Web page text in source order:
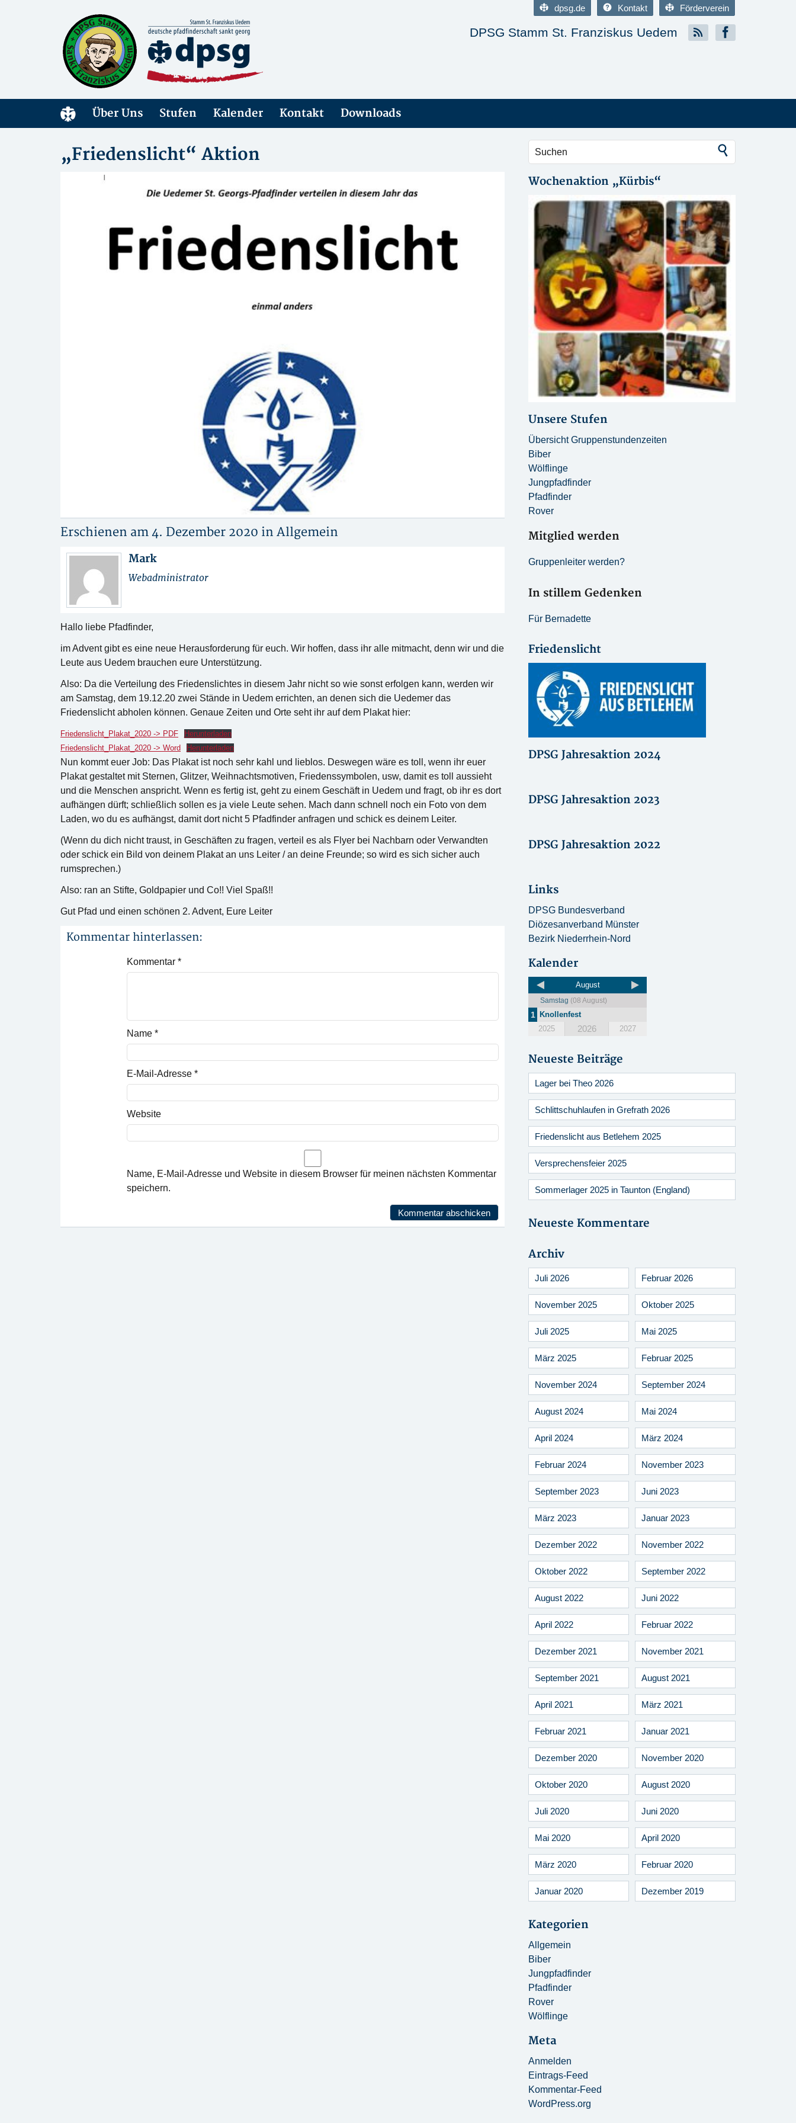
dpsg.de Kontakt Förderverein
DPSG Stamm St. Franziskus Uedem
Über Uns Stufen Kalender Kontakt Downloads
„Friedenslicht“ Aktion
Erschienen am 4. Dezember 2020 in Allgemein
Mark
Webadministrator
Hallo liebe Pfadfinder,
im Advent gibt es eine neue Herausforderung für euch. Wir hoffen, dass ihr alle mitmacht, denn wir und die
Leute aus Uedem brauchen eure Unterstützung.
Also: Da die Verteilung des Friedenslichtes in diesem Jahr nicht so wie sonst erfolgen kann, werden wir
am Samstag, dem 19.12.20 zwei Stände in Uedem errichten, an denen sich die Uedemer das
Friedenslicht abholen können. Genaue Zeiten und Orte seht ihr auf dem Plakat hier:
Friedenslicht_Plakat_2020 -> PDF
Herunterladen
Friedenslicht_Plakat_2020 -> Word
Herunterladen
Nun kommt euer Job: Das Plakat ist noch sehr kahl und lieblos. Deswegen wäre es toll, wenn ihr euer
Plakat gestaltet mit Sternen, Glitzer, Weihnachtsmotiven, Friedenssymbolen, usw, damit es toll aussieht
und die Menschen anspricht. Wenn es fertig ist, geht zu einem Geschäft in Uedem und fragt, ob ihr es dort
aufhängen dürft; schließlich sollen es ja viele Leute sehen. Mach dann schnell noch ein Foto von dem
Laden, wo du es aufhängst, damit dort nicht 5 Pfadfinder anfragen und schick es deinem Leiter.
(Wenn du dich nicht traust, in Geschäften zu fragen, verteil es als Flyer bei Nachbarn oder Verwandten
oder schick ein Bild von deinem Plakat an uns Leiter / an deine Freunde; so wird es sich sicher auch
rumsprechen.)
Also: ran an Stifte, Goldpapier und Co!! Viel Spaß!!
Gut Pfad und einen schönen 2. Advent, Eure Leiter
Kommentar hinterlassen:
Kommentar *
Name *
E-Mail-Adresse *
Website
Name, E-Mail-Adresse und Website in diesem Browser für meinen nächsten Kommentar
speichern.
Wochenaktion „Kürbis“
Unsere Stufen
Übersicht Gruppenstundenzeiten
Biber
Wölflinge
Jungpfadfinder
Pfadfinder
Rover
Mitglied werden
Gruppenleiter werden?
In stillem Gedenken
Für Bernadette
Friedenslicht
DPSG Jahresaktion 2024
DPSG Jahresaktion 2023
DPSG Jahresaktion 2022
Links
DPSG Bundesverband
Diözesanverband Münster
Bezirk Niederrhein-Nord
Kalender
August
Samstag (08 August)
1
Knollenfest
2025
2026 2027
Neueste Beiträge
Lager bei Theo 2026
Schlittschuhlaufen in Grefrath 2026
Friedenslicht aus Betlehem 2025
Versprechensfeier 2025
Sommerlager 2025 in Taunton (England)
Neueste Kommentare
Archiv
Juli 2026 Februar 2026
November 2025 Oktober 2025
Juli 2025 Mai 2025
März 2025 Februar 2025
November 2024 September 2024
August 2024 Mai 2024
April 2024 März 2024
Februar 2024 November 2023
September 2023 Juni 2023
März 2023 Januar 2023
Dezember 2022 November 2022
Oktober 2022 September 2022
August 2022 Juni 2022
April 2022 Februar 2022
Dezember 2021 November 2021
September 2021 August 2021
April 2021 März 2021
Februar 2021 Januar 2021
Dezember 2020 November 2020
Oktober 2020 August 2020
Juli 2020 Juni 2020
Mai 2020 April 2020
März 2020 Februar 2020
Januar 2020 Dezember 2019
Kategorien
Allgemein
Biber
Jungpfadfinder
Pfadfinder
Rover
Wölflinge
Meta
Anmelden
Eintrags-Feed
Kommentar-Feed
WordPress.org